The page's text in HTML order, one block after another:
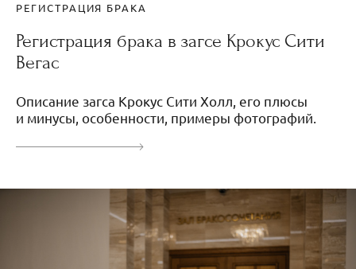
РЕГИСТРАЦИЯ БРАКА
Регистрация брака в загсе Крокус Сити
Вегас
Описание загса Крокус Сити Холл, его плюсы
и минусы, особенности, примеры фотографий.